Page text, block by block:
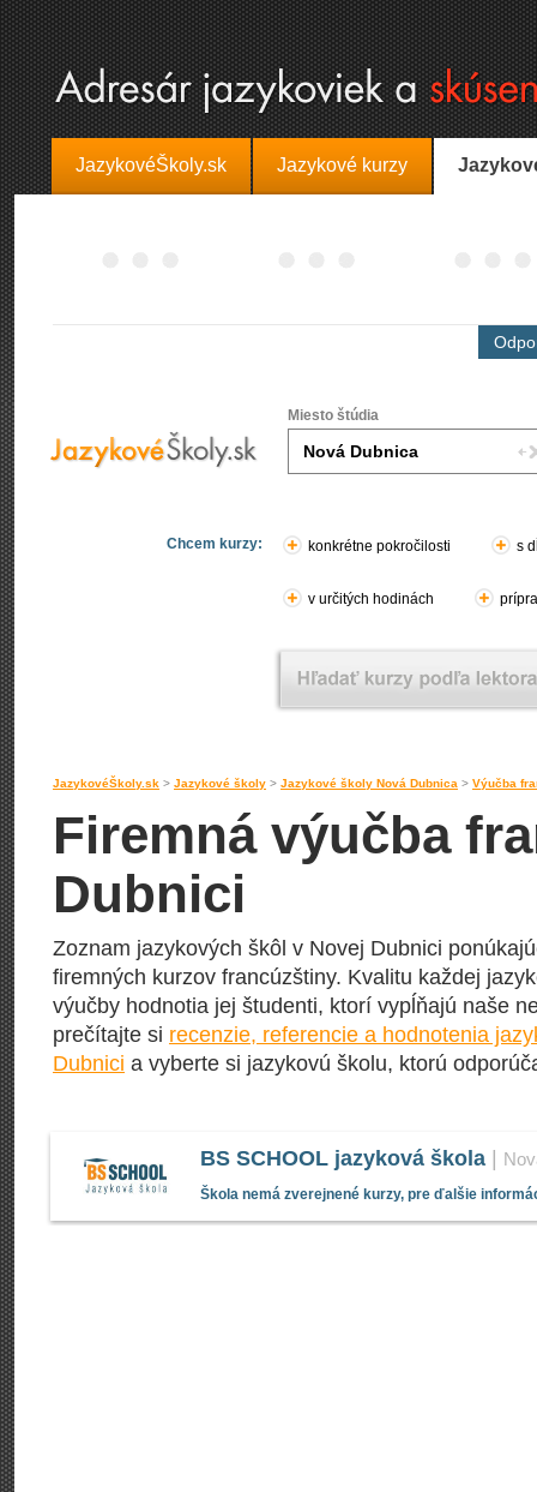
JazykovéŠkoly.sk Jazykové kurzy
Miesto štúdia
Chcem kurzy: konkrétne pokročilosti s
v určitých hodinách
JazykovéŠkoly.sk > Jazykové školy > Jazykové školy Nová Dubnica > Výučba
Firemná výučba
Dubnici
Zoznam jazykových škôl v Novej Dubnici
firemných kurzov francúzštiny. Kvalitu každej
výučby hodnotia jej študenti, ktorí vypĺňajú naše
prečítajte si recenzie, referencie a hodnotenia
Dubnici a vyberte si jazykovú školu, ktorú
BS SCHOOL jazyková škola
Škola nemá zverejnené kurzy, pre ďalšie